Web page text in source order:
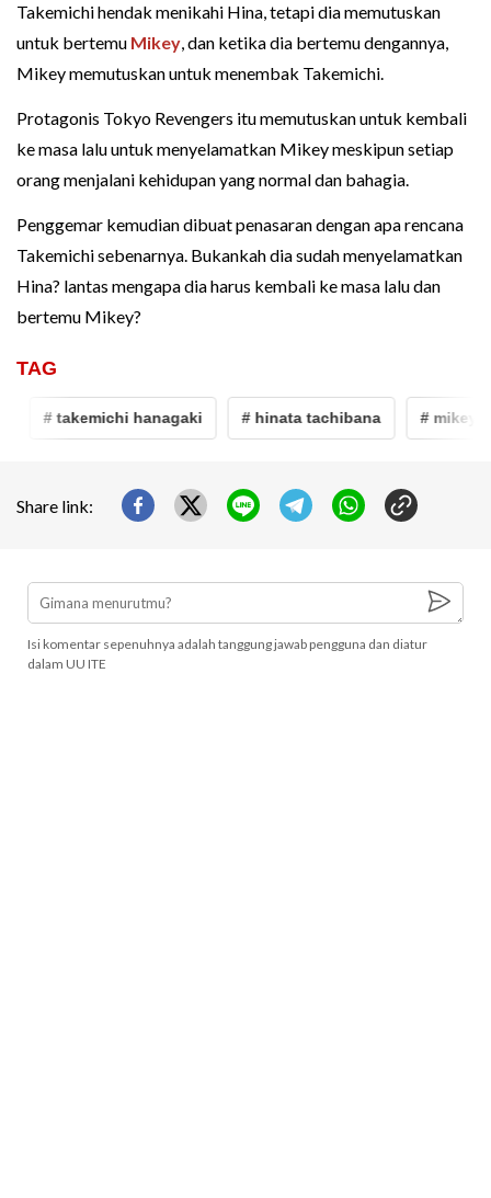
Takemichi hendak menikahi Hina, tetapi dia memutuskan
untuk bertemu Mikey, dan ketika dia bertemu dengannya,
Mikey memutuskan untuk menembak Takemichi.
Protagonis Tokyo Revengers itu memutuskan untuk kembali
ke masa lalu untuk menyelamatkan Mikey meskipun setiap
orang menjalani kehidupan yang normal dan bahagia.
Penggemar kemudian dibuat penasaran dengan apa rencana
Takemichi sebenarnya. Bukankah dia sudah menyelamatkan
Hina? lantas mengapa dia harus kembali ke masa lalu dan
bertemu Mikey?
TAG
# takemichi hanagaki # hinata tachibana # mikey
Share link:
Isi komentar sepenuhnya adalah tanggung jawab pengguna dan diatur
dalam UU ITE